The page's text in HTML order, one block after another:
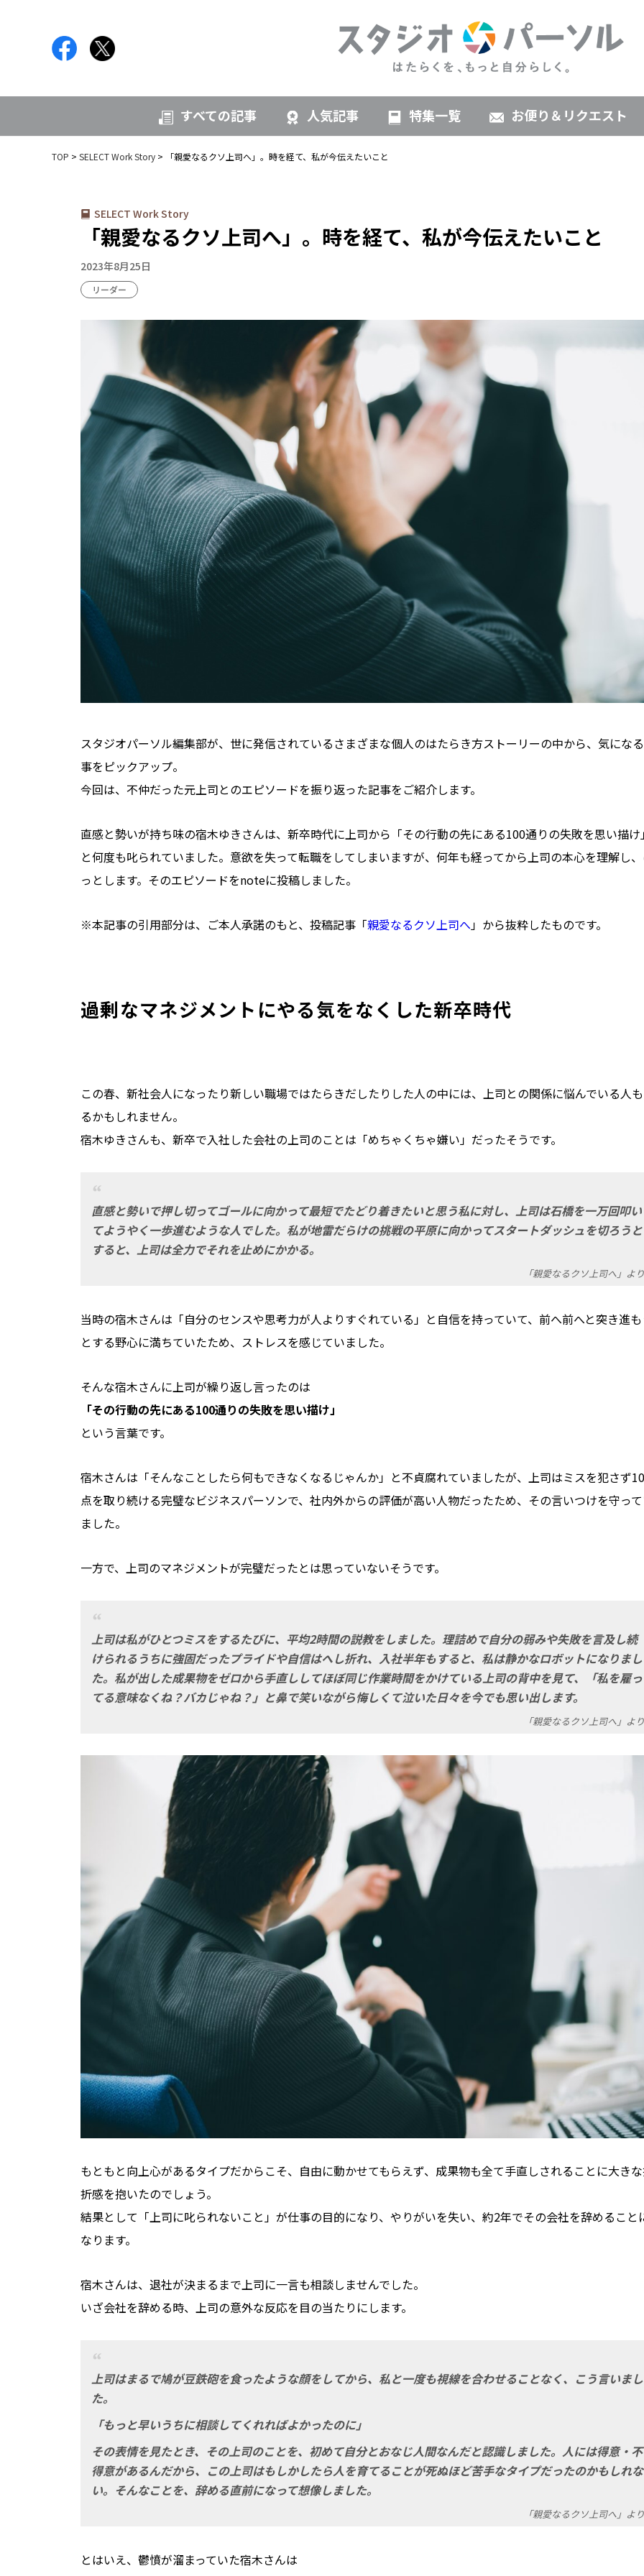
すべての記事 人気記事 特集一覧 お便り＆リクエスト
TOP SELECT Work Story 「親愛なるクソ上司へ」。時を経て、私が今伝えたいこと
SELECT Work Story
「親愛なるクソ上司へ」。時を経て、私が今伝えたいこと
2023年8月25日
リーダー
スタジオパーソル編集部が、世に発信されているさまざまな個人のはたらき方ストーリーの中から、気にな
事をピックアップ。
今回は、不仲だった元上司とのエピソードを振り返った記事をご紹介します。
直感と勢いが持ち味の宿木ゆきさんは、新卒時代に上司から「その行動の先にある100通りの失敗を思い描け
と何度も叱られていました。意欲を失って転職をしてしまいますが、何年も経ってから上司の本心を理解し
っとします。そのエピソードをnoteに投稿しました。
※本記事の引用部分は、ご本人承諾のもと、投稿記事「親愛なるクソ上司へ」から抜粋したものです。
過剰なマネジメントにやる気をなくした新卒時代
この春、新社会人になったり新しい職場ではたらきだしたりした人の中には、上司との関係に悩んでいる人
るかもしれません。
宿木ゆきさんも、新卒で入社した会社の上司のことは「めちゃくちゃ嫌い」だったそうです。
直感と勢いで押し切ってゴールに向かって最短でたどり着きたいと思う私に対し、上司は石橋を一万回叩い
てようやく一歩進むような人でした。私が地雷だらけの挑戦の平原に向かってスタートダッシュを切ろうと
すると、上司は全力でそれを止めにかかる。
「親愛なるクソ上司へ」より
当時の宿木さんは「自分のセンスや思考力が人よりすぐれている」と自信を持っていて、前へ前へと突き進
とする野心に満ちていたため、ストレスを感じていました。
そんな宿木さんに上司が繰り返し言ったのは
「その行動の先にある100通りの失敗を思い描け」
という言葉です。
宿木さんは「そんなことしたら何もできなくなるじゃんか」と不貞腐れていましたが、上司はミスを犯さず
点を取り続ける完璧なビジネスパーソンで、社内外からの評価が高い人物だったため、その言いつけを守っ
ました。
一方で、上司のマネジメントが完璧だったとは思っていないそうです。
上司は私がひとつミスをするたびに、平均2時間の説教をしました。理詰めで自分の弱みや失敗を言及し続
けられるうちに強固だったプライドや自信はへし折れ、入社半年もすると、私は静かなロボットになりまし
た。私が出した成果物をゼロから手直ししてほぼ同じ作業時間をかけている上司の背中を見て、「私を雇っ
てる意味なくね？バカじゃね？」と鼻で笑いながら悔しくて泣いた日々を今でも思い出します。
「親愛なるクソ上司へ」より
もともと向上心があるタイプだからこそ、自由に動かせてもらえず、成果物も全て手直しされることに大き
折感を抱いたのでしょう。
結果として「上司に叱られないこと」が仕事の目的になり、やりがいを失い、約2年でその会社を辞めること
なります。
宿木さんは、退社が決まるまで上司に一言も相談しませんでした。
いざ会社を辞める時、上司の意外な反応を目の当たりにします。
上司はまるで鳩が豆鉄砲を食ったような顔をしてから、私と一度も視線を合わせることなく、こう言いまし
た。
「もっと早いうちに相談してくれればよかったのに」
その表情を見たとき、その上司のことを、初めて自分とおなじ人間なんだと認識しました。人には得意・不
得意があるんだから、この上司はもしかしたら人を育てることが死ぬほど苦手なタイプだったのかもしれな
い。そんなことを、辞める直前になって想像しました。
「親愛なるクソ上司へ」より
とはいえ、鬱憤が溜まっていた宿木さんは